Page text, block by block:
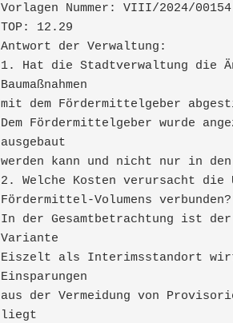
Vorlagen Nummer: VIII/2024/00154
TOP: 12.29
Antwort der Verwaltung:
1. Hat die Stadtverwaltung die
Baumaßnahmen
mit dem Fördermittelgeber
Dem Fördermittelgeber wurde
ausgebaut
werden kann und nicht nur in
2. Welche Kosten verursacht die
Fördermittel-Volumens verbunden?
In der Gesamtbetrachtung ist der
Variante
Eiszelt als Interimsstandort
Einsparungen
aus der Vermeidung von
liegt